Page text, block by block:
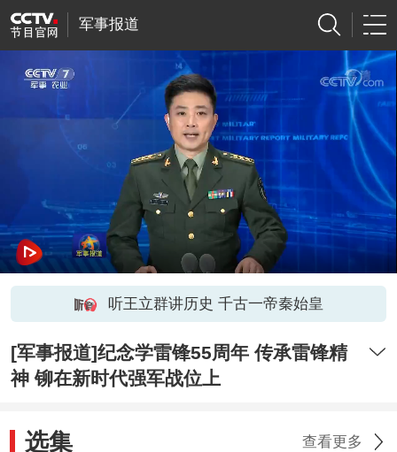
军事报道
听王立群讲历史 千古一帝秦始皇
[军事报道]纪念学雷锋55周年 传承雷锋精
神 铆在新时代强军战位上
选集 查看更多